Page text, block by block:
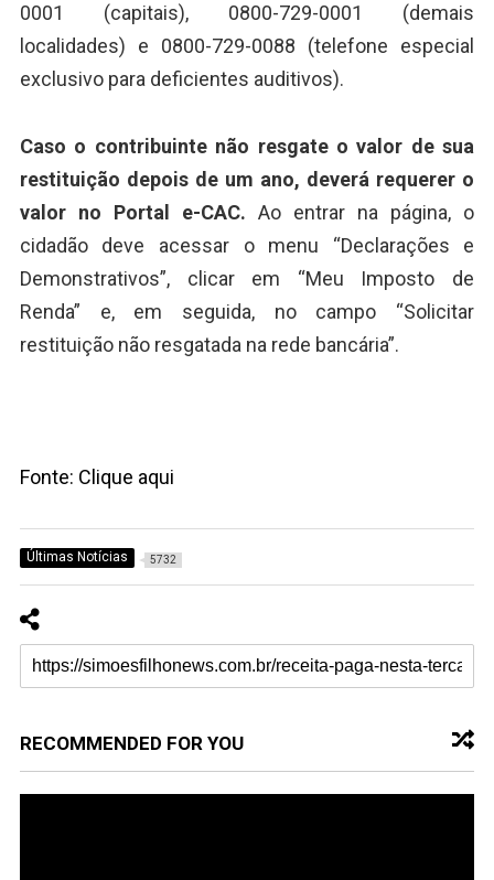
0001 (capitais), 0800-729-0001 (demais
localidades) e 0800-729-0088 (telefone especial
exclusivo para deficientes auditivos).
Caso o contribuinte não resgate o valor de sua
restituição depois de um ano, deverá requerer o
valor no Portal e-CAC. Ao entrar na página, o
cidadão deve acessar o menu “Declarações e
Demonstrativos”, clicar em “Meu Imposto de
Renda” e, em seguida, no campo “Solicitar
restituição não resgatada na rede bancária”.
Fonte: Clique aqui
Últimas Notícias 5732
RECOMMENDED FOR YOU